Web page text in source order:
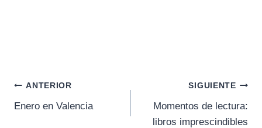
Navegación
de
ANTERIOR
Enero en Valencia
SIGUIENTE
Momentos de lectura:
libros imprescindibles